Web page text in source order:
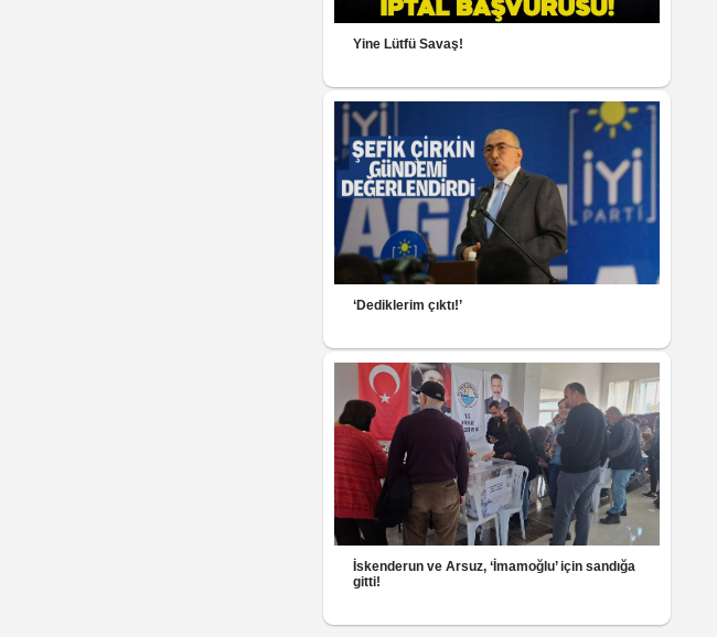
Yine Lütfü Savaş!
‘Dediklerim çıktı!’
İskenderun ve Arsuz, ‘İmamoğlu’ için sandığa
gitti!